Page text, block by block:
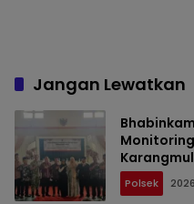
Jangan Lewatkan
Polsek